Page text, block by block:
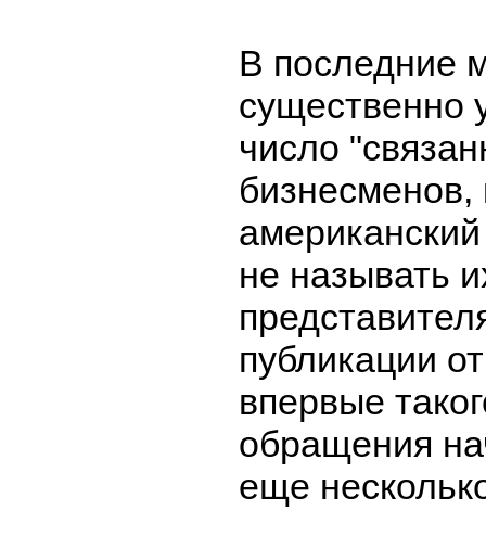
В последние
существенно
число
бизнесменов,
не называть
публикации
впервые
обращения
еще